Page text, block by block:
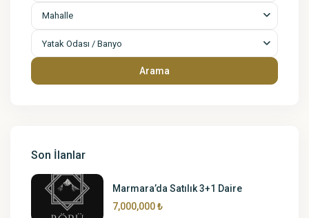
Mahalle
Yatak Odası / Banyo
Arama
Son İlanlar
Marmara’da Satılık 3+1 Daire
7,000,000 ₺